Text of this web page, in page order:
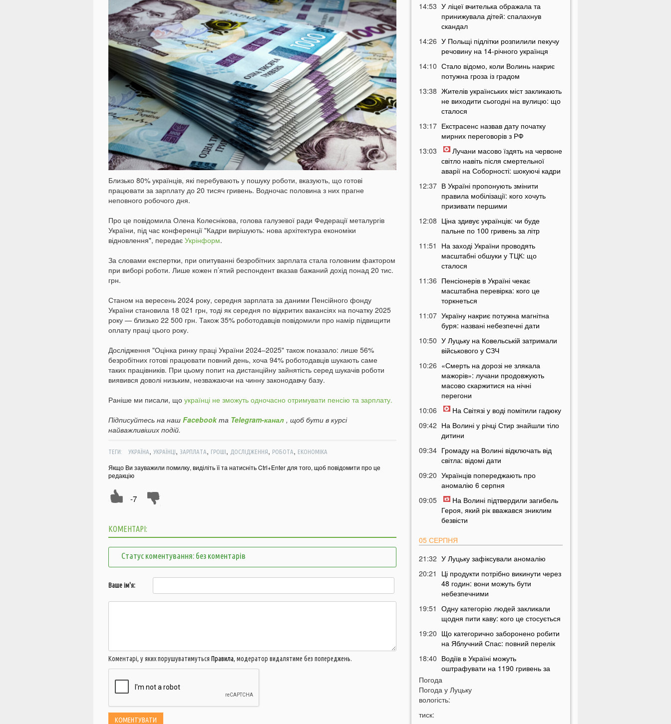
Близько 80% українців, які перебувають у пошуку роботи, вказують, що готові
працювати за зарплату до 20 тисяч гривень. Водночас половина з них прагне
неповного робочого дня.
Про це повідомила Олена Колеснікова, голова галузевої ради Федерації металургів
України, під час конференції "Кадри вирішують: нова архітектура економіки
відновлення", передає Укрінформ.
За словами експертки, при опитуванні безробітних зарплата стала головним фактором
при виборі роботи. Лише кожен п’ятий респондент вказав бажаний дохід понад 20 тис.
грн.
Станом на вересень 2024 року, середня зарплата за даними Пенсійного фонду
України становила 18 021 грн, тоді як середня по відкритих вакансіях на початку 2025
року — близько 22 500 грн. Також 35% роботодавців повідомили про намір підвищити
оплату праці цього року.
Дослідження "Оцінка ринку праці України 2024–2025" також показало: лише 56%
безробітних готові працювати повний день, хоча 94% роботодавців шукають саме
таких працівників. При цьому попит на дистанційну зайнятість серед шукачів роботи
виявився доволі низьким, незважаючи на чинну законодавчу базу.
Раніше ми писали, що українці не зможуть одночасно отримувати пенсію та зарплату.
Підписуйтесь на наш Facebookта Telegram-канал , щоб бути в курсі
найважливіших подій.
ТЕГИ: УКРАЇНА, УКРАЇНЦІ, ЗАРПЛАТА, ГРОШІ, ДОСЛІДЖЕННЯ, РОБОТА, ЕКОНОМІКА
Якщо Ви зауважили помилку, виділіть її та натисніть Ctrl+Enter для того, щоб повідомити про це
редакцію
-7
КОМЕНТАРІ:
Статус коментування: без коментарів
Ваше ім'я:
Коментарі, у яких порушуватимуться Правила, модератор видалятиме без попереджень.
14:53 У ліцеї вчителька ображала та
принижувала дітей: спалахнув
скандал
14:26 У Польщі підлітки розпилили пекучу
речовину на 14-річного українця
14:10 Стало відомо, коли Волинь накриє
потужна гроза із градом
13:38 Жителів українських міст закликають
не виходити сьогодні на вулицю: що
сталося
13:17 Екстрасенс назвав дату початку
мирних переговорів з РФ
13:03
Лучани масово їздять на червоне
світло навіть після смертельної
аварії на Соборності: шокуючі кадри
12:37 В Україні пропонують змінити
правила мобілізації: кого хочуть
призивати першими
12:08 Ціна здивує українців: чи буде
пальне по 100 гривень за літр
11:51
На заході України проводять
масштабні обшуки у ТЦК: що
сталося
11:36 Пенсіонерів в Україні чекає
масштабна перевірка: кого це
торкнеться
11:07 Україну накриє потужна магнітна
буря: названі небезпечні дати
10:50 У Луцьку на Ковельській затримали
військового у СЗЧ
10:26 «Смерть на дорозі не злякала
мажорів»: лучани продовжують
масово скаржитися на нічні
перегони
10:06
На Світязі у воді помітили гадюку
09:42 На Волині у річці Стир знайшли тіло
дитини
09:34 Громаду на Волині відключать від
світла: відомі дати
09:20 Українців попереджають про
аномалію 6 серпня
09:05
На Волині підтвердили загибель
Героя, який рік вважався зниклим
безвісти
05 СЕРПНЯ
21:32 У Луцьку зафіксували аномалію
20:21
Ці продукти потрібно викинути через
48 годин: вони можуть бути
небезпечними
19:51
Одну категорію людей закликали
щодня пити каву: кого це стосується
19:20 Що категорично заборонено робити
на Яблучний Спас: повний перелік
18:40 Водіїв в Україні можуть
оштрафувати на 1190 гривень за
одну дрібницю
18:09
На Волині рясно ростуть
маслюки: показали місце, де шукати
Погода
Погода у Луцьку
вологість:
тиск: